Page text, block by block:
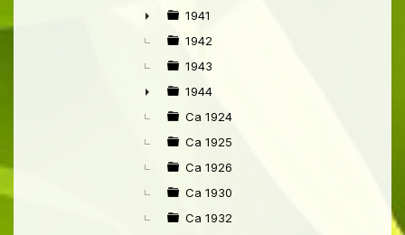
►
►
1941
1942
1943
►
1944
Ca 1924
Ca 1925
Ca 1926
Ca 1930
Ca 1932